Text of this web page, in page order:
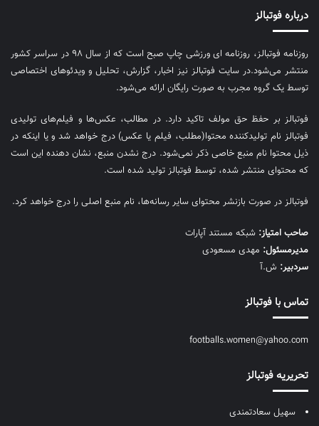
درباره فوتبالز
روزنامه فوتبالز، روزنامه ای ورزشی چاپ صبح است که از سال ۹۸ در سراسر کشور
منتشر می‌شود.در سایت فوتبالز نیز اخبار، گزارش، تحلیل و ویدئوهای اختصاصی
توسط یک گروه مجرب به صورت رایگان ارائه می‌شود.
فوتبالز بر حفظ حق مولف تاکید دارد. در مطالب، عکس‌ها و فیلم‌های تولیدی
فوتبالز نام تولیدکننده محتوا(مطلب، فیلم یا عکس) درج خواهد شد و یا اینکه در
ذیل محتوا نام منبع خاصی ذکر نمی‌‎شود. درج نشدن منبع، نشان دهنده این است
که محتوای منتشر شده، توسط فوتبالز تولید شده است.
فوتبالز در صورت بازنشر محتوای سایر رسانه‌ها، نام منبع اصلی را درج خواهد کرد.
صاحب امتیاز: شبکه مستند آپارات
مديرمسئول: مهدی مسعودی
سردبیر: ش.آ
تماس با فوتبالز
footballs.women@yahoo.com
تحریریه فوتبالز
سهیل سعادتمندی